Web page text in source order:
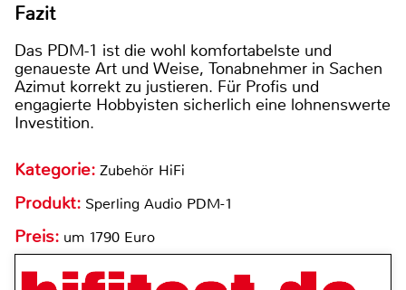
Fazit
Das PDM-1 ist die wohl komfortabelste und
genaueste Art und Weise, Tonabnehmer in Sachen
Azimut korrekt zu justieren. Für Profis und
engagierte Hobbyisten sicherlich eine lohnenswerte
Investition.
Kategorie: Zubehör HiFi
Produkt: Sperling Audio PDM-1
Preis: um 1790 Euro